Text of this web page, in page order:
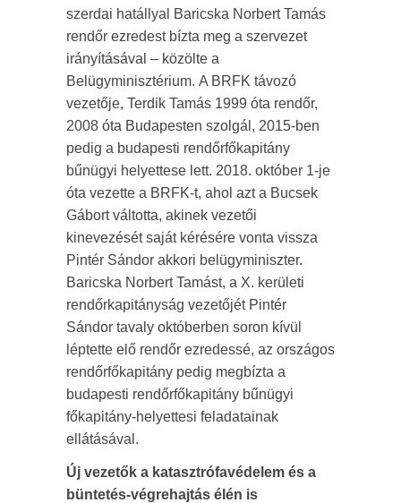
szerdai hatállyal Baricska Norbert Tamás
rendőr ezredest bízta meg a szervezet
irányításával – közölte a
Belügyminisztérium. A BRFK távozó
vezetője, Terdik Tamás 1999 óta rendőr,
2008 óta Budapesten szolgál, 2015-ben
pedig a budapesti rendőrfőkapitány
bűnügyi helyettese lett. 2018. október 1-je
óta vezette a BRFK-t, ahol azt a Bucsek
Gábort váltotta, akinek vezetői
kinevezését saját kérésére vonta vissza
Pintér Sándor akkori belügyminiszter.
Baricska Norbert Tamást, a X. kerületi
rendőrkapitányság vezetőjét Pintér
Sándor tavaly októberben soron kívül
léptette elő rendőr ezredessé, az országos
rendőrfőkapitány pedig megbízta a
budapesti rendőrfőkapitány bűnügyi
főkapitány-helyettesi feladatainak
ellátásával.
Új vezetők a katasztrófavédelem és a
büntetés-végrehajtás élén is